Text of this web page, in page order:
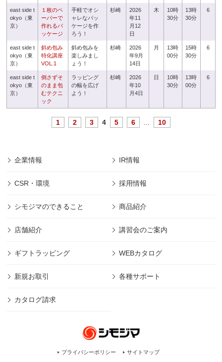
east side t
okyo（東
京）
１枚のペ
ーパーで
作れるパ
ッケージ
手軽でオシ
ャレなパッ
ケージを作
ろう！
杉崎
2026
年11
月12
日
木
10時
30分
13時
30分
6
east side t
okyo（東
京）
斜め包み
特化講座
VOL.1
斜め包みを
楽しみまし
ょう！
杉崎
2026
年9月
14日
月
13時
00分
15時
30分
6
east side t
okyo（東
京）
倒さずそ
のまま包
むテクニ
ック
ラッピング
の幅を広げ
よう！
杉崎
2026
年10
月4日
日
10時
30分
13時
00分
6
1 2 3 4 5 6 10
企業情報 IR情報
CSR・環境 採用情報
シモジマのできること 商品紹介
店舗紹介 講習会のご案内
ギフトラッピング WEBカタログ
新規お取引 各種サポート
カタログ請求
プライバシーポリシー サイトマップ